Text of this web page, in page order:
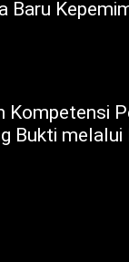
Baru
Kompetensi
Bukti melalui